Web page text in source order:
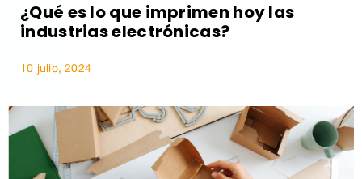
¿Qué es lo que imprimen hoy las
industrias electrónicas?
10 julio, 2024